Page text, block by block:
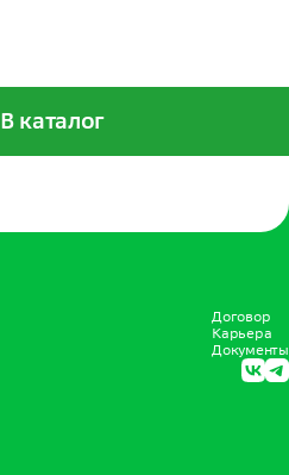
В каталог
Договор
Карьера
Документы